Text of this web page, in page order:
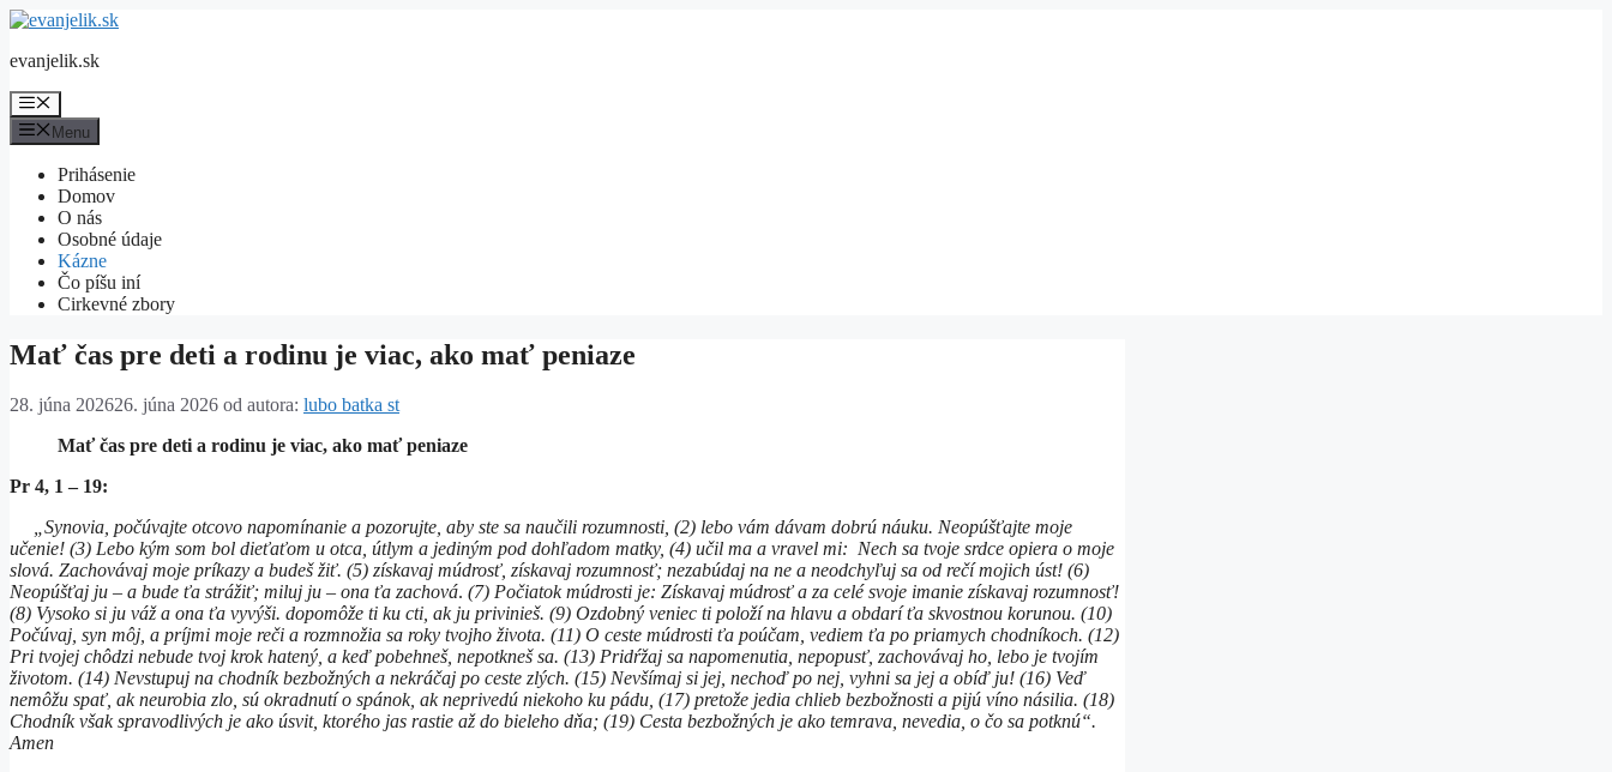
Preskočiť
obsah
evanjelik.sk
Menu
Menu
Prihásenie
Domov
O nás
Osobné údaje
Kázne
Čo píšu iní
Cirkevné zbory
Mať čas pre deti a rodinu je viac, ako mať peniaze
28. júna 202626. júna 2026 od autora: lubo batka st
Mať čas pre deti a rodinu je viac, ako mať peniaze
Pr 4, 1 – 19:
„Synovia, počúvajte otcovo napomínanie a pozorujte, aby ste sa naučili rozumnosti, (2) lebo vám dávam dobrú náuku. Neopúšťajte moje
učenie! (3) Lebo kým som bol dieťaťom u otca, útlym a jediným pod dohľadom matky, (4) učil ma a vravel mi: Nech sa tvoje srdce opiera o moje
slová. Zachovávaj moje príkazy a budeš žiť. (5) získavaj múdrosť, získavaj rozumnosť; nezabúdaj na ne a neodchyľuj sa od rečí mojich úst! (6)
Neopúšťaj ju – a bude ťa strážiť; miluj ju – ona ťa zachová. (7) Počiatok múdrosti je: Získavaj múdrosť a za celé svoje imanie získavaj rozumnosť!
(8) Vysoko si ju váž a ona ťa vyvýši. dopomôže ti ku cti, ak ju privinieš. (9) Ozdobný veniec ti položí na hlavu a obdarí ťa skvostnou korunou. (10)
Počúvaj, syn môj, a príjmi moje reči a rozmnožia sa roky tvojho života. (11) O ceste múdrosti ťa poúčam, vediem ťa po priamych chodníkoch. (12)
Pri tvojej chôdzi nebude tvoj krok hatený, a keď pobehneš, nepotkneš sa. (13) Pridŕžaj sa napomenutia, nepopusť, zachovávaj ho, lebo je tvojím
životom. (14) Nevstupuj na chodník bezbožných a nekráčaj po ceste zlých. (15) Nevšímaj si jej, nechoď po nej, vyhni sa jej a obíď ju! (16) Veď
nemôžu spať, ak neurobia zlo, sú okradnutí o spánok, ak neprivedú niekoho ku pádu, (17) pretože jedia chlieb bezbožnosti a pijú víno násilia. (18)
Chodník však spravodlivých je ako úsvit, ktorého jas rastie až do bieleho dňa; (19) Cesta bezbožných je ako temrava, nevedia, o čo sa potknú“.
Amen